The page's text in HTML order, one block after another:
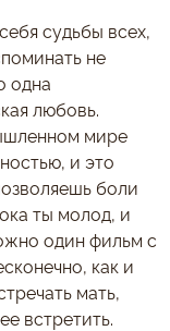
судьбы всех,
не
одна
любовь.
мире
и это
боли
ты молод, и
один фильм с
как и
мать,
встретить.